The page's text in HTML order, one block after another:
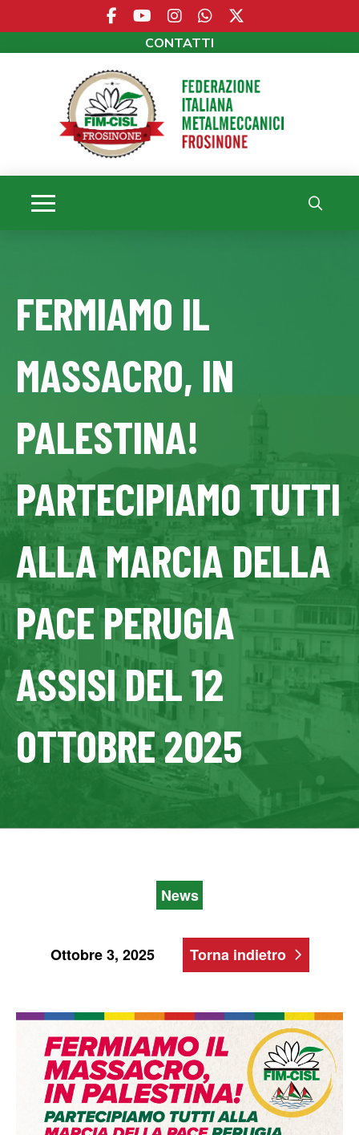
CONTATTI
FERMIAMO IL
MASSACRO, IN
PALESTINA!
PARTECIPIAMO TUTTI
ALLA MARCIA DELLA
PACE PERUGIA
ASSISI DEL 12
OTTOBRE 2025
News
Ottobre 3, 2025 Torna indietro